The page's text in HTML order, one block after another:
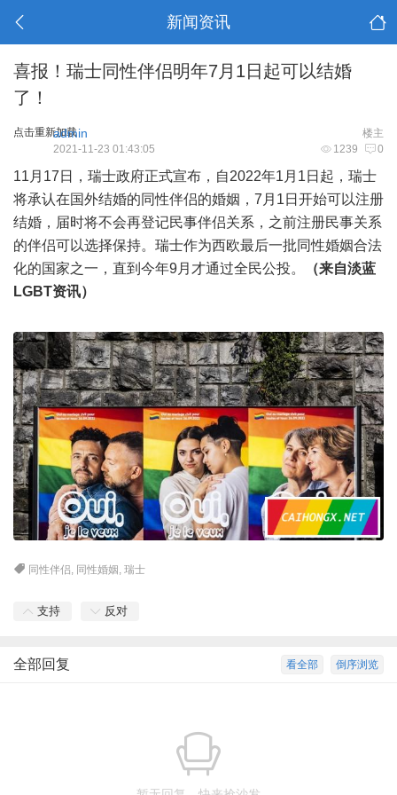
新闻资讯
喜报！瑞士同性伴侣明年7月1日起可以结婚
了！
点击重新加载 楼主
admin
1239 0
2021-11-23 01:43:05
11月17日，瑞士政府正式宣布，自2022年1月1日起，瑞士
将承认在国外结婚的同性伴侣的婚姻，7月1日开始可以注册
结婚，届时将不会再登记民事伴侣关系，之前注册民事关系
的伴侣可以选择保持。瑞士作为西欧最后一批同性婚姻合法
化的国家之一，直到今年9月才通过全民公投。
（来自淡蓝
LGBT资讯）
同性伴侣, 同性婚姻 ,瑞士
支持 反对
倒序浏览
看全部
全部回复